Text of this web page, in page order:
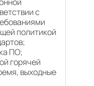
с
политикой
ПО;
горячей
выходные